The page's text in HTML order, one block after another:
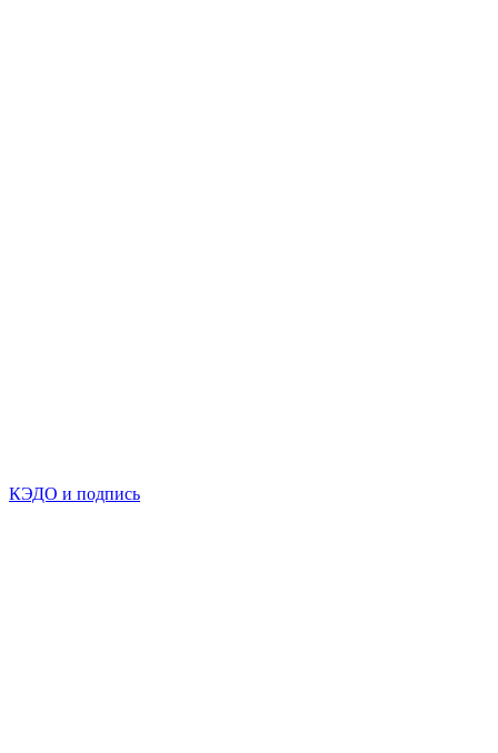
КЭДО и подпись